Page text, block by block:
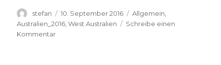
Autor
stefan
Veröffentlicht
am
10. September 2016 Kategorien
Allgemein
Australien_2016 ,West Australien
Schreibe einen
Kommentarzu